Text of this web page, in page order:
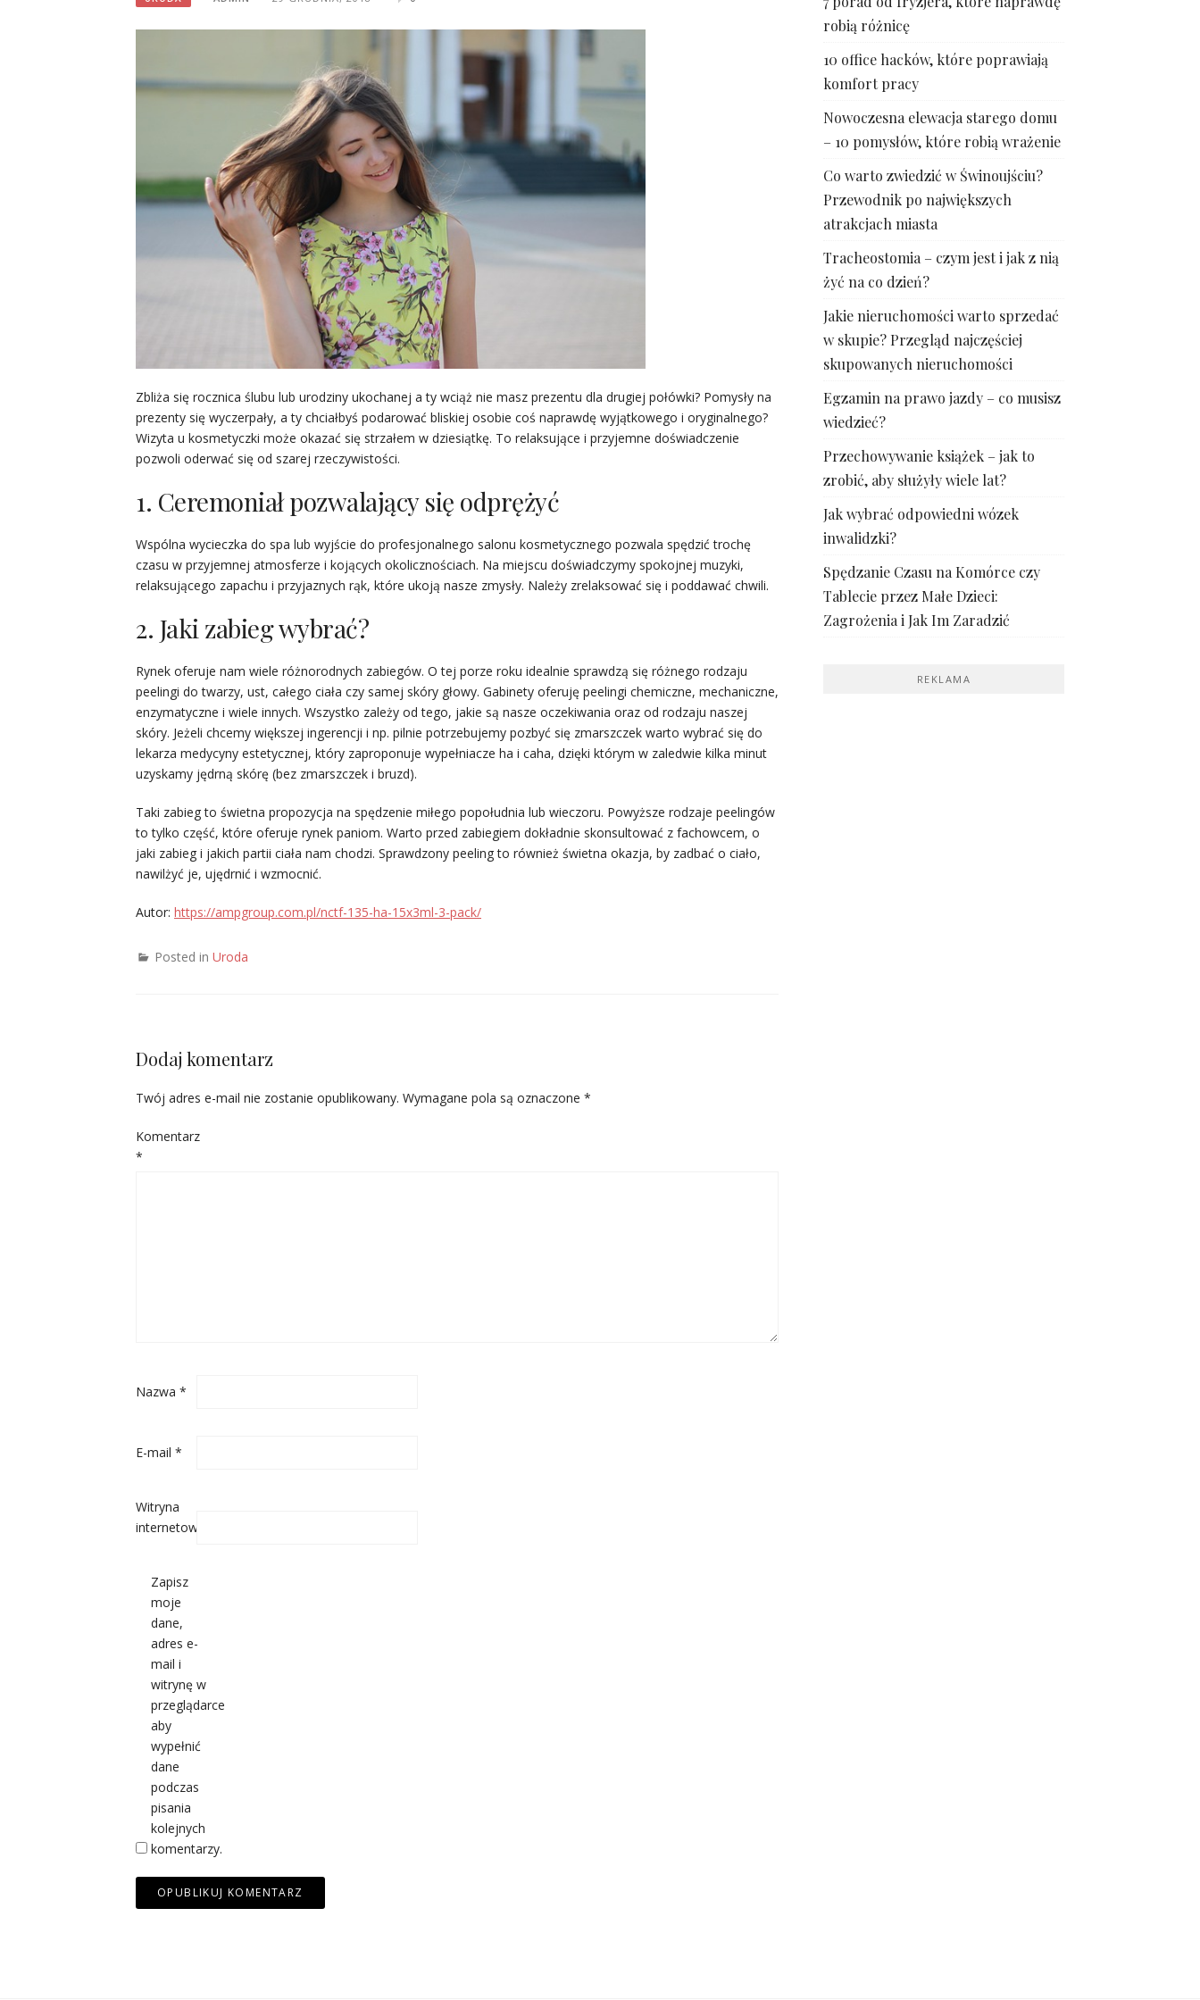
Zbliża się rocznica ślubu lub urodziny ukochanej a ty wciąż nie masz prezentu dla drugiej połówki? Pomysły na
prezenty się wyczerpały, a ty chciałbyś podarować bliskiej osobie coś naprawdę wyjątkowego i oryginalnego?
Wizyta u kosmetyczki może okazać się strzałem w dziesiątkę. To relaksujące i przyjemne doświadczenie
pozwoli oderwać się od szarej rzeczywistości.
1. Ceremoniał pozwalający się odprężyć
Wspólna wycieczka do spa lub wyjście do profesjonalnego salonu kosmetycznego pozwala spędzić trochę
czasu w przyjemnej atmosferze i kojących okolicznościach. Na miejscu doświadczymy spokojnej muzyki,
relaksującego zapachu i przyjaznych rąk, które ukoją nasze zmysły. Należy zrelaksować się i poddawać chwili.
2. Jaki zabieg wybrać?
Rynek oferuje nam wiele różnorodnych zabiegów. O tej porze roku idealnie sprawdzą się różnego rodzaju
peelingi do twarzy, ust, całego ciała czy samej skóry głowy. Gabinety oferuję peelingi chemiczne, mechaniczne,
enzymatyczne i wiele innych. Wszystko zależy od tego, jakie są nasze oczekiwania oraz od rodzaju naszej
skóry. Jeżeli chcemy większej ingerencji i np. pilnie potrzebujemy pozbyć się zmarszczek warto wybrać się do
lekarza medycyny estetycznej, który zaproponuje wypełniacze ha i caha, dzięki którym w zaledwie kilka minut
uzyskamy jędrną skórę (bez zmarszczek i bruzd).
Taki zabieg to świetna propozycja na spędzenie miłego popołudnia lub wieczoru. Powyższe rodzaje peelingów
to tylko część, które oferuje rynek paniom. Warto przed zabiegiem dokładnie skonsultować z fachowcem, o
jaki zabieg i jakich partii ciała nam chodzi. Sprawdzony peeling to również świetna okazja, by zadbać o ciało,
nawilżyć je, ujędrnić i wzmocnić.
Autor: https://ampgroup.com.pl/nctf-135-ha-15x3ml-3-pack/
Posted in Uroda
Dodaj komentarz
Twój adres e-mail nie zostanie opublikowany. Wymagane pola są oznaczone *
Komentarz
*
Nazwa *
E-mail *
Witryna
internetowa
Zapisz
moje
dane,
adres e-
mail i
witrynę w
przeglądarce
aby
wypełnić
dane
podczas
pisania
kolejnych
komentarzy.
robią różnicę
10 office hacków, które poprawiają
komfort pracy
Nowoczesna elewacja starego domu
– 10 pomysłów, które robią wrażenie
Co warto zwiedzić w Świnoujściu?
Przewodnik po największych
atrakcjach miasta
Tracheostomia – czym jest i jak z nią
żyć na co dzień?
Jakie nieruchomości warto sprzedać
w skupie? Przegląd najczęściej
skupowanych nieruchomości
Egzamin na prawo jazdy – co musisz
wiedzieć?
Przechowywanie książek – jak to
zrobić, aby służyły wiele lat?
Jak wybrać odpowiedni wózek
inwalidzki?
Spędzanie Czasu na Komórce czy
Tablecie przez Małe Dzieci:
Zagrożenia i Jak Im Zaradzić
REKLAMA